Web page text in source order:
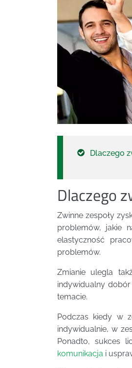
Dlaczego
Dlaczego
Zwinne zespoły
problemów, jakie
elastyczność
problemów.
Zmianie ulegla
indywidualny
temacie.
Podczas kiedy w
indywidualnie, w
Ponadto, sukces
komunikacja i